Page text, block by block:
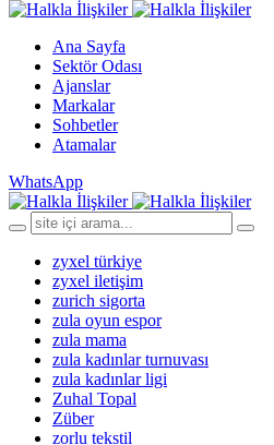
Ana Sayfa
Sektör Odası
Ajanslar
Markalar
Sohbetler
Atamalar
WhatsApp
zyxel türkiye
zyxel iletişim
zurich sigorta
zula oyun espor
zula mama
zula kadınlar turnuvası
zula kadınlar ligi
Zuhal Topal
Züber
zorlu tekstil